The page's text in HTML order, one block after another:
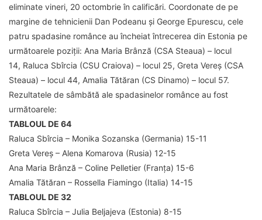
eliminate vineri, 20 octombrie în calificări. Coordonate de pe
margine de tehnicienii Dan Podeanu și George Epurescu, cele
patru spadasine românce au încheiat întrecerea din Estonia pe
următoarele poziții: Ana Maria Brânză (CSA Steaua) – locul
14, Raluca Sbîrcia (CSU Craiova) – locul 25, Greta Vereș (CSA
Steaua) – locul 44, Amalia Tătăran (CS Dinamo) – locul 57.
Rezultatele de sâmbătă ale spadasinelor românce au fost
următoarele:
TABLOUL DE 64
Raluca Sbîrcia – Monika Sozanska (Germania) 15-11
Greta Vereș – Alena Komarova (Rusia) 12-15
Ana Maria Brânză – Coline Pelletier (Franța) 15-6
Amalia Tătăran – Rossella Fiamingo (Italia) 14-15
TABLOUL DE 32
Raluca Sbîrcia – Julia Beljajeva (Estonia) 8-15